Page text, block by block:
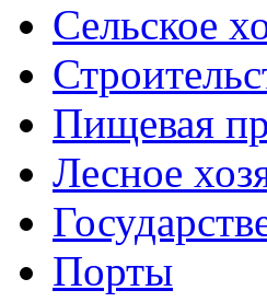
Сельское
Пищевая
Лесное
Порты